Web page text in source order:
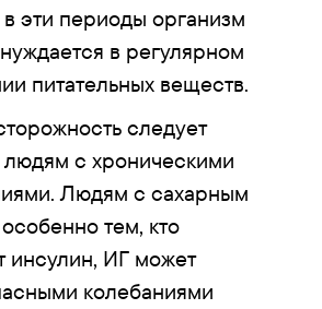
в эти периоды организм
в регулярном
питательных веществ.
следует
людям с хроническими
Людям с сахарным
тем, кто
инсулин, ИГ может
колебаниями